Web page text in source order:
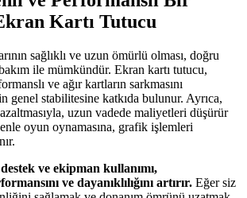
Kartı Tutucu
sağlıklı ve uzun ömürlü olması, doğru
ile mümkündür. Ekran kartı tutucu,
ve ağır kartların sarkmasını
genel stabilitesine katkıda bulunur. Ayrıca,
uzun vadede maliyetleri düşürür
oyun oynamasına, grafik işlemleri
ve ekipman kullanımı,
ve dayanıklılığını artırır. Eğer siz